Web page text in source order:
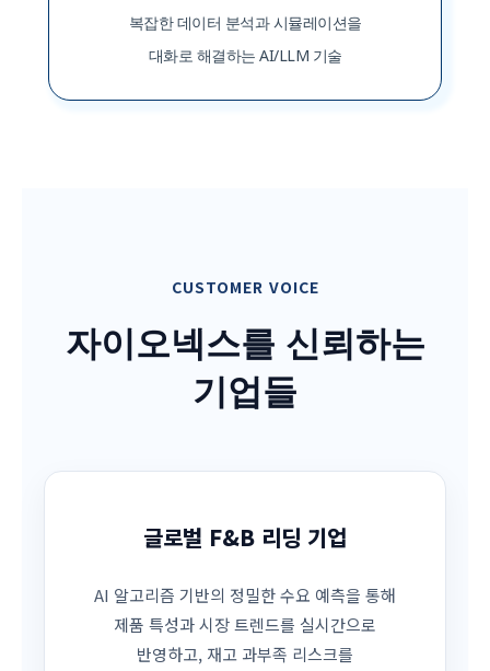
복잡한 데이터 분석과 시뮬레이션을
대화로 해결하는 AI/LLM 기술
CUSTOMER VOICE
자이오넥스를 신뢰하는
기업들
글로벌 F&B 리딩 기업
AI 알고리즘 기반의 정밀한 수요 예측을 통해
제품 특성과 시장 트렌드를 실시간으로
반영하고, 재고 과부족 리스크를